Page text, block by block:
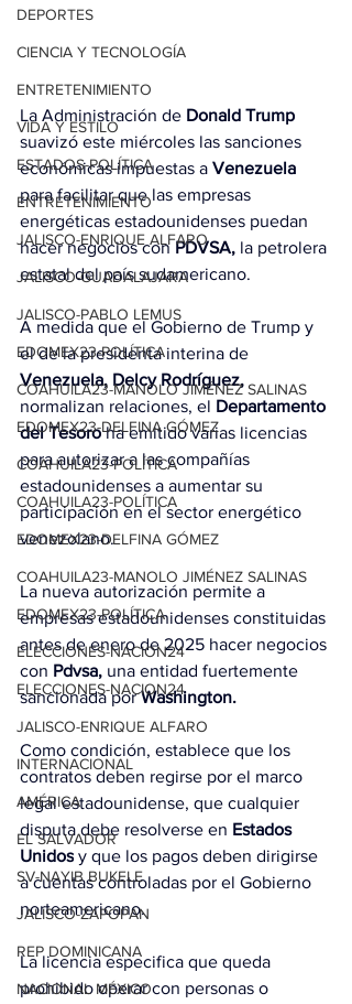
DEPORTES
CIENCIA Y TECNOLOGÍA
ENTRETENIMIENTO
VIDA Y ESTILO
ESTADOS-POLÍTICA
ENTRETENIMIENTO
JALISCO-ENRIQUE ALFARO
JALISCO-GUADALAJARA
JALISCO-PABLO LEMUS
EDOMEX23-POLÍTICA
COAHUILA23-MANOLO JIMÉNEZ SALINAS
EDOMEX23-DELFINA GÓMEZ
COAHUILA23-POLÍTICA
COAHUILA23-POLÍTICA
EDOMEX23-DELFINA GÓMEZ
COAHUILA23-MANOLO JIMÉNEZ SALINAS
EDOMEX23-POLÍTICA
ELECCIONES-NACION24
ELECCIONES-NACION24
JALISCO-ENRIQUE ALFARO
INTERNACIONAL
AMÉRICA
EL SALVADOR
SV-NAYIB BUKELE
JALISCO-ZAPOPAN
REP DOMINICANA
NACIONAL MÉXICO
La Administración de Donald Trump
suavizó este miércoles las sanciones
económicas impuestas a Venezuela
para facilitar que las empresas
energéticas estadounidenses puedan
hacer negocios con PDVSA, la petrolera
estatal del país sudamericano.
A medida que el Gobierno de Trump y
el de la presidenta interina de
Venezuela, Delcy Rodríguez,
normalizan relaciones, el Departamento
del Tesoro ha emitido varias licencias
para autorizar a las compañías
estadounidenses a aumentar su
participación en el sector energético
venezolano.
La nueva autorización permite a
empresas estadounidenses constituidas
antes de enero de 2025 hacer negocios
con Pdvsa, una entidad fuertemente
sancionada por Washington.
Como condición, establece que los
contratos deben regirse por el marco
legal estadounidense, que cualquier
disputa debe resolverse en Estados
Unidos y que los pagos deben dirigirse
a cuentas controladas por el Gobierno
norteamericano.
La licencia especifica que queda
prohibido operar con personas o